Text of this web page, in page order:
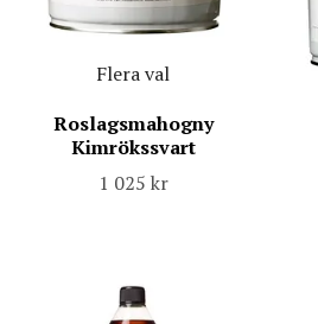
Flera val
Roslagsmahogny
Kimrökssvart
1 025 kr